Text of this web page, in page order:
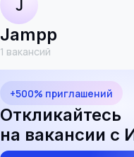
J
jampp
1 вакансий
+500% приглашений
Откликайтесь
на вакансии с